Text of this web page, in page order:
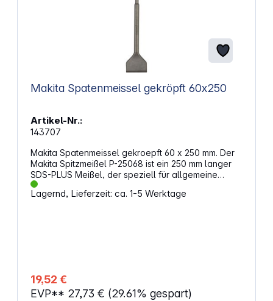
Makita Spatenmeissel gekröpft 60x250
Artikel-Nr.:
143707
Makita Spatenmeissel gekroepft 60 x 250 mm. Der
Makita Spitzmeißel P-25068 ist ein 250 mm langer
SDS-PLUS Meißel, der speziell für allgemeine
Meißel- und Aufbrucharbeiten in Beton und
Mauerwerk entwickelt wurde. Mit seiner pyramidial
Lagernd, Lieferzeit: ca. 1-5 Werktage
19,52 €
EVP** 27,73 € (29.61% gespart)